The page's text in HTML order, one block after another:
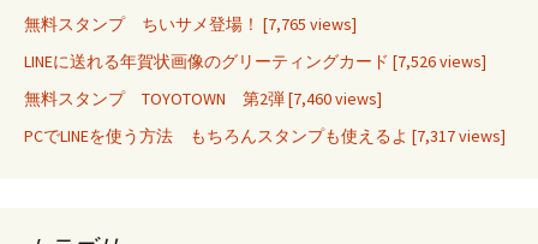
無料スタンプ ちいサメ登場！ [7,765 views]
LINEに送れる年賀状画像のグリーティングカード [7,526 views]
無料スタンプ TOYOTOWN 第2弾[7,460 views]
PCでLINEを使う方法 もちろんスタンプも使えるよ [7,317 views]